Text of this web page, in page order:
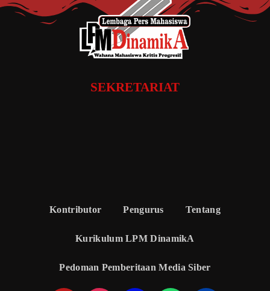
SEKRETARIAT
Kontributor Pengurus Tentang
Kurikulum LPM DinamikA
Pedoman Pemberitaan Media Siber